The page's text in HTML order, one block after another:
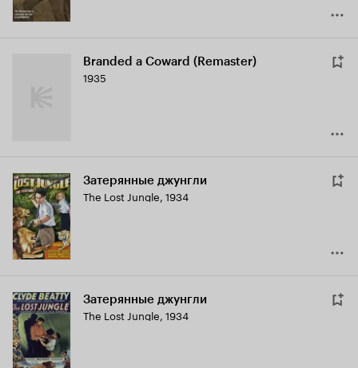
Branded a Coward (Remaster)
1935
Затерянные джунгли
The Lost Jungle, 1934
Затерянные джунгли
The Lost Jungle, 1934